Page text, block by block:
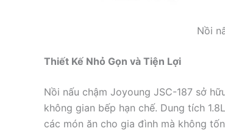
Nồi
Thiết Kế Nhỏ Gọn và Tiện Lợi
Nồi nấu chậm Joyoung JSC-187 sở
không gian bếp hạn chế. Dung tích
các món ăn cho gia đình mà không